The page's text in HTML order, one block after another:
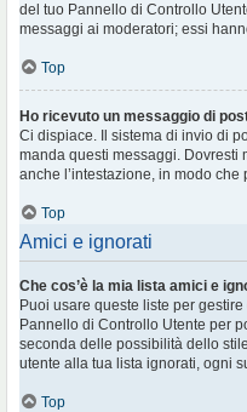
del tuo Pannello di Controllo
messaggi ai moderatori; essi
Top
Ho ricevuto un messaggio di
Ci dispiace. Il sistema di invio di
manda questi messaggi. Dovresti
anche l’intestazione, in modo che
Top
Amici e ignorati
Che cos’è la mia lista amici e
Puoi usare queste liste per
Pannello di Controllo Utente per
seconda delle possibilità dello
utente alla tua lista ignorati, ogni
Top